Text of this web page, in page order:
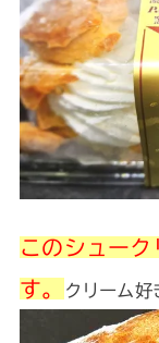
このシュー
す。
クリーム好